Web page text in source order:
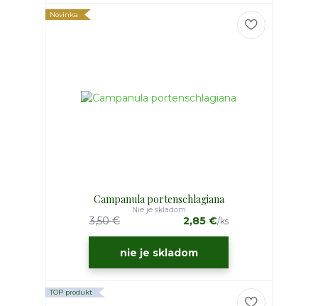
Novinka
Campanula portenschlagiana
3,50 € 2,85 €/ks
Nie je skladom
nie je skladom
TOP produkt